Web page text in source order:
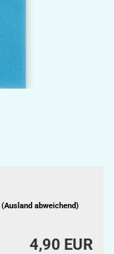
(Ausland abweichend)
4,90 EUR